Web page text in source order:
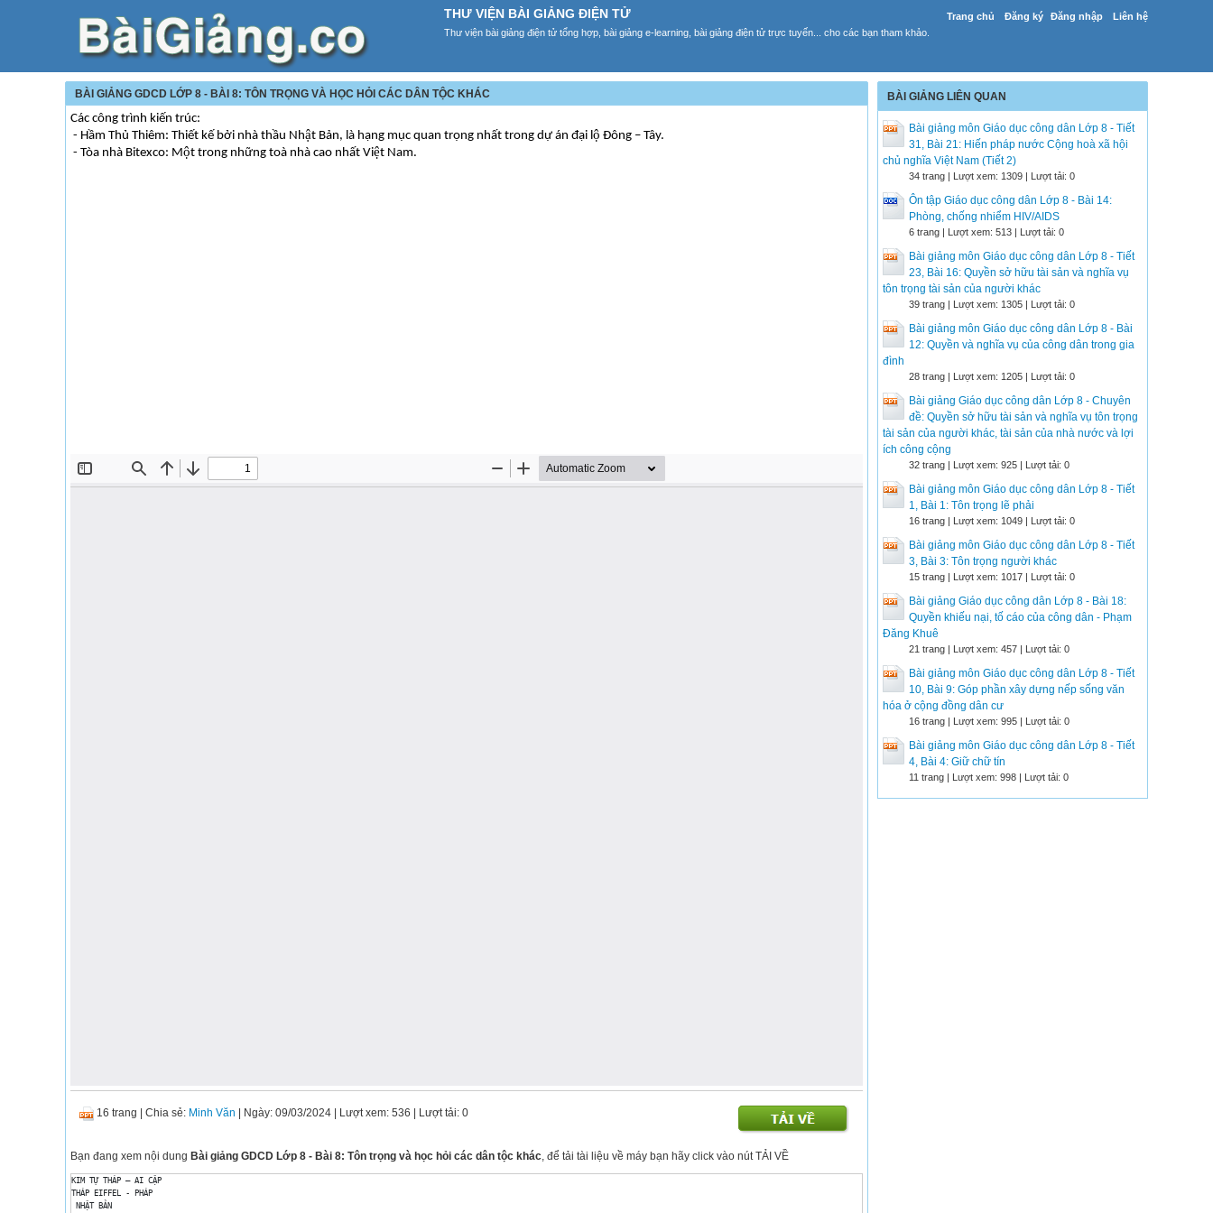
Trang chủ Đăng ký Đăng nhập Liên hệ
THƯ VIỆN BÀI GIẢNG ĐIỆN TỬ
Thư viện bài giảng điện tử tổng hợp, bài giảng e-learning, bài giảng điện tử trực tuyến... cho các bạn tham khảo.
BÀI GIẢNG GDCD LỚP 8 - BÀI 8: TÔN TRỌNG VÀ HỌC HỎI CÁC DÂN TỘC KHÁC
Các công trình kiến trúc:
- Hầm Thủ Thiêm: Thiết kế bởi nhà thầu Nhật Bản, là hạng mục quan trọng nhất trong dự án đại lộ Đông – Tây.
- Tòa nhà Bitexco: Một trong những toà nhà cao nhất Việt Nam.
16 trang Chia sẻ: Minh Văn | Ngày: 09/03/2024 | Lượt xem: 536 | Lượt tải: 0
Bạn đang xem nội dung Bài giảng GDCD Lớp 8 - Bài 8: Tôn trọng và học hỏi các dân tộc khác, để tải tài liệu về máy bạn hãy click vào nút TẢI VỀ
KIM TỰ THÁP – AI CẬP
THÁP EIFFEL - PHÁP
NHẬT BẢN
BÀI GIẢNG LIÊN QUAN
Bài giảng môn Giáo dục công dân Lớp 8 - Tiết
31, Bài 21: Hiến pháp nước Cộng hoà xã hội
chủ nghĩa Việt Nam (Tiết 2)
34 trang | Lượt xem: 1309 | Lượt tải: 0
Ôn tập Giáo dục công dân Lớp 8 - Bài 14:
Phòng, chống nhiểm HIV/AIDS
6 trang | Lượt xem: 513 | Lượt tải: 0
Bài giảng môn Giáo dục công dân Lớp 8 - Tiết
23, Bài 16: Quyền sở hữu tài sản và nghĩa vụ
tôn trọng tài sản của người khác
39 trang | Lượt xem: 1305 | Lượt tải: 0
Bài giảng môn Giáo dục công dân Lớp 8 - Bài
12: Quyền và nghĩa vụ của công dân trong gia
đình
28 trang | Lượt xem: 1205 | Lượt tải: 0
Bài giảng Giáo dục công dân Lớp 8 - Chuyên
đề: Quyền sở hữu tài sản và nghĩa vụ tôn trọng
tài sản của người khác, tài sản của nhà nước và lợi
ích công cộng
32 trang | Lượt xem: 925 | Lượt tải: 0
Bài giảng môn Giáo dục công dân Lớp 8 - Tiết
1, Bài 1: Tôn trọng lẽ phải
16 trang | Lượt xem: 1049 | Lượt tải: 0
Bài giảng môn Giáo dục công dân Lớp 8 - Tiết
3, Bài 3: Tôn trọng người khác
15 trang | Lượt xem: 1017 | Lượt tải: 0
Bài giảng Giáo dục công dân Lớp 8 - Bài 18:
Quyền khiếu nại, tố cáo của công dân - Phạm
Đăng Khuê
21 trang | Lượt xem: 457 | Lượt tải: 0
Bài giảng môn Giáo dục công dân Lớp 8 - Tiết
10, Bài 9: Góp phần xây dựng nếp sống văn
hóa ở cộng đồng dân cư
16 trang | Lượt xem: 995 | Lượt tải: 0
Bài giảng môn Giáo dục công dân Lớp 8 - Tiết
4, Bài 4: Giữ chữ tín
11 trang | Lượt xem: 998 | Lượt tải: 0